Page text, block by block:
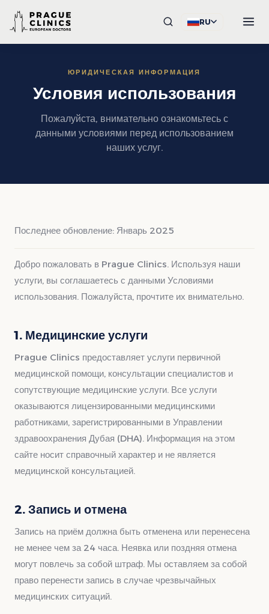
RU
ЮРИДИЧЕСКАЯ ИНФОРМАЦИЯ
Условия использования
Пожалуйста, внимательно ознакомьтесь с
данными условиями перед использованием
наших услуг.
Последнее обновление: Январь 2025
Добро пожаловать в Prague Clinics. Используя наши
услуги, вы соглашаетесь с данными Условиями
использования. Пожалуйста, прочтите их внимательно.
1. Медицинские услуги
Prague Clinics предоставляет услуги первичной
медицинской помощи, консультации специалистов и
сопутствующие медицинские услуги. Все услуги
оказываются лицензированными медицинскими
работниками, зарегистрированными в Управлении
здравоохранения Дубая (DHA). Информация на этом
сайте носит справочный характер и не является
медицинской консультацией.
2. Запись и отмена
Запись на приём должна быть отменена или перенесена
не менее чем за 24 часа. Неявка или поздняя отмена
могут повлечь за собой штраф. Мы оставляем за собой
право перенести запись в случае чрезвычайных
медицинских ситуаций.